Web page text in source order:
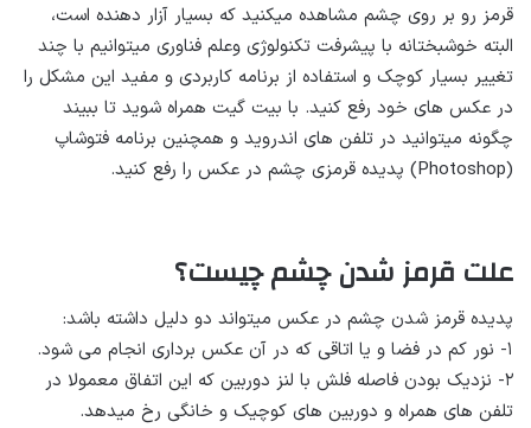
قرمز رو بر روی چشم مشاهده میکنید که بسیار آزار دهنده است،
البته خوشبختانه با پیشرفت تکنولوژی وعلم فناوری میتوانیم با چند
تغییر بسیار کوچک و استفاده از برنامه کاربردی و مفید این مشکل را
در عکس های خود رفع کنید. با بیت گیت همراه شوید تا ببیند
چگونه میتوانید در تلفن های اندروید و همچنین برنامه فتوشاپ
(Photoshop) پدیده قرمزی چشم در عکس را رفع کنید.
علت قرمز شدن چشم چیست؟
پدیده قرمز شدن چشم در عکس میتواند دو دلیل داشته باشد:
۱- نور کم در فضا و یا اتاقی که در آن عکس برداری انجام می شود.
۲- نزدیک بودن فاصله فلش با لنز دوربین که این اتفاق معمولا در
تلفن های همراه و دوربین های کوچیک و خانگی رخ میدهد.